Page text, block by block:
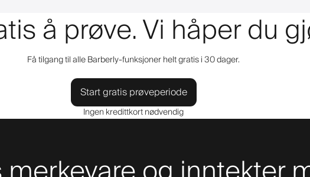
å prøve. Vi håper du
Få tilgang til alle Barberly-funksjoner helt gratis i 30 dager.
Start gratis prøveperiode
Ingen kredittkort nødvendig